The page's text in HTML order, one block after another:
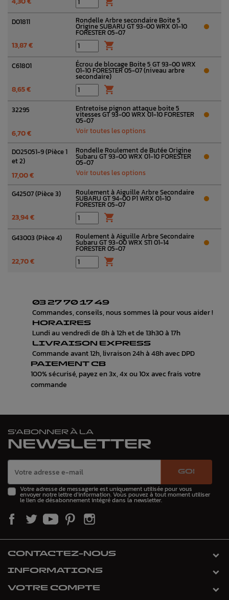
D01811 Rondelle Arbre secondaire Boite 5
Origine SUBARU GT 93-00 WRX 01-10
FORESTER 05-07
13,87 € 
C61801 Écrou de blocage Boite 5 GT 93-00 WRX
01-10 FORESTER 05-07 (niveau arbre
secondaire)
8,65 € 
32295 Entretoise pignon attaque boite 5
vitesses GT 93-00 WRX 01-10 FORESTER
05-07
6,70 € Voir toutes les options
DO25051-9 (Pièce 1
et 2)
Rondelle Roulement de Butée Origine
Subaru GT 93-00 WRX 01-10 FORESTER
05-07
17,00 € Voir toutes les options
G42507 (Pièce 3) Roulement à Aiguille Arbre Secondaire
SUBARU GT 94-00 P1 WRX 01-10
FORESTER 05-07
23,94 € 
G43003 (Pièce 4) Roulement à Aiguille Arbre Secondaire
Subaru GT 93-00 WRX STI 01-14
FORESTER 05-07
22,70 € 
03 27 70 17 49
Commandes, conseils, nous sommes là pour vous aider !
HORAIRES
Lundi au vendredi de 8h à 12h et de 13h30 à 17h
LIVRAISON EXPRESS
Commande avant 12h, livraison 24h à 48h avec DPD
PAIEMENT CB
100% sécurisé, payez en 3x, 4x ou 10x avec frais votre
commande
S'ABONNER À LA
NEWSLETTER
GO!
Votre adresse de messagerie est uniquement utilisée pour vous
envoyer notre lettre d'information. Vous pouvez à tout moment utiliser
le lien de désabonnement intégré dans la newsletter.
CONTACTEZ-NOUS
INFORMATIONS
VOTRE COMPTE